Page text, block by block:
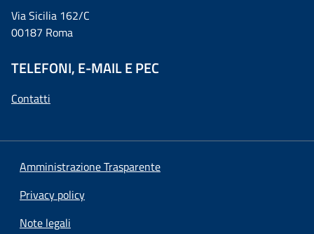
Via Sicilia 162/C
00187 Roma
TELEFONI, E-MAIL E PEC
Contatti
Amministrazione Trasparente
Privacy policy
Note legali